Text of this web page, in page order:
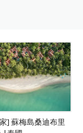
] 蘇梅島桑迪布里